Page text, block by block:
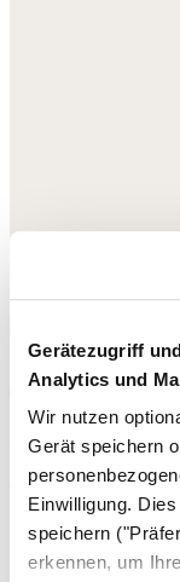
Gerätezugriff
Analytics und
Wir nutzen
Gerät speichern
Einwilligung.
speichern
erkennen, um
Bedrucktes
Seiden-Crêpe-
War 280,- €jetzt